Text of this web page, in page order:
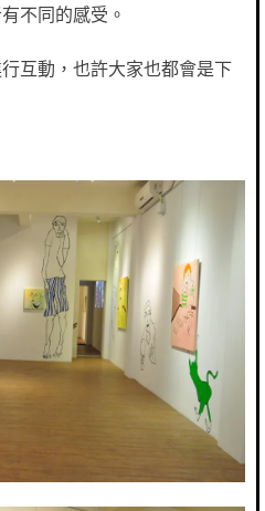
不同的感受。
互動，也許大家也都會是下